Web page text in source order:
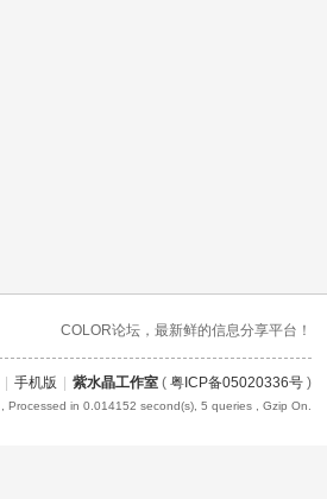
COLOR论坛，最新鲜的信息分享平台！
手机版 紫水晶工作室( 粤ICP备05020336号)
, Processed in 0.014152 second(s), 5 queries , Gzip On.